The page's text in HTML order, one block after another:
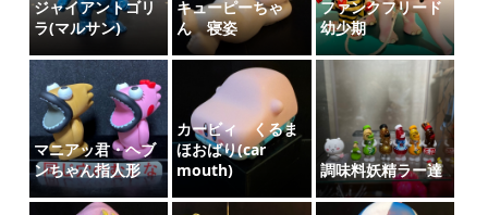
ジャイアントゴリ
ラ(マルサン)
キューピーちゃ
ん 寝姿
ファンクフリード
幼少期
マニアッ君・ヘブ
ンちゃん指人形
カービィ くるま
ほおばり(car
mouth)
調味料妖精ラー達